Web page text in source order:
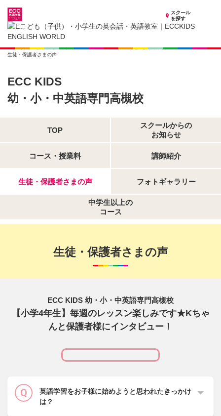
スクール
を探す
大阪府の子供英会話・英語教室
子供（小学生）英会話・英語教室 ECCKIDS 幼・小・中英語専門高槻校
生徒・保護者さまの声
ECC KIDS
幼・小・中英語専門高槻校
TOP
スクールからの
お知らせ
コース・授業料 講師紹介
生徒・保護者さまの声 フォトギャラリー
中学生以上の
コース
生徒・保護者さまの声
ECC KIDS 幼・小・中英語専門高槻校
【小学4年生】毎週のレッスン楽しみです★Kちゃ
んと保護者様にインタビュー！
英語学習をお子様に始めようと思われたきっかけ
は？